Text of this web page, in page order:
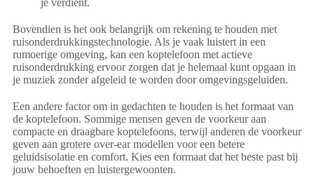
Bovendien is het ook belangrijk om rekening te houden met
ruisonderdrukkingstechnologie. Als je vaak luistert in een
rumoerige omgeving, kan een koptelefoon met actieve
ruisonderdrukking ervoor zorgen dat je helemaal kunt opgaan in
je muziek zonder afgeleid te worden door omgevingsgeluiden.
Een andere factor om in gedachten te houden is het formaat van
de koptelefoon. Sommige mensen geven de voorkeur aan
compacte en draagbare koptelefoons, terwijl anderen de voorkeur
geven aan grotere over-ear modellen voor een betere
geluidsisolatie en comfort. Kies een formaat dat het beste past bij
jouw behoeften en luistergewoonten.